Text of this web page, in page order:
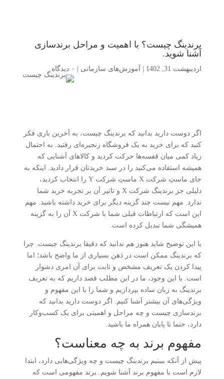
برندینگ چیست؟ با اهمیت و مراحل برندسازی
آشنا شوید.
اردیبهشت 31, 1402 آموزش‌های سازمانی ۰ دیدگاه
اگر دوست دارید بدانید که برندینگ چیست، به آخرین باری فکر
کنید که برای خرید به یک فروشگاه زنجیره‌ای رفتید. به احتمال
زیاد کمی میان قفسه‌ها حرکت کردید و کالاهای آشنایی که
همیشه استفاده می‌کنید را در سبد خریدتان قرار دادید. اینکه به
جای ماستِ شرکت X ماستِ شرکت Y را انتخاب کردید،
دلیلی جز برندینگ شرکت X و تاثیر آن بر تجربه خرید شما
ندارد. مهم نیست چند گزینه دیگر برای خرید داشته باشید. مهم
این است که ارتباطات قبلی شما با شرکت X آن را به گزینه
همیشگی شما تبدیل کرده است.
با این توضیح شاید هنوز هم ندانید که دقیقا برندینگ چیست. چرا
که برندینگ ممکن است در ذهن بسیاری از ما واضح باشد؛ اما
پیدا کردن یک تعریف مشخص و ثابت برای آن امری دشوار
است. با این وجود، ما در این مطلب قصد داریم که به تعریف
برندینگ به زبان ساده بپردازیم و شما را با این مفهوم و
ویژگی‌های آن بیشتر آشنا کنیم. اگر دوست دارید بدانید که
برندسازی چیست و چه مراحل و اهمیتی برای یک کسب‌وکار
دارد، حتما تا پایان همراه ما باشید.
مفهوم برند به چه معناست؟
پیش از آنکه ببینیم برندینگ چیست و چه ویژگی‌هایی دارد، ابتدا
لازم است با مفهوم برند آشنا شویم. برند مفهومی است که